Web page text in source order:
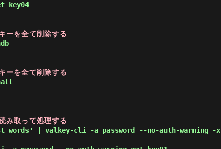
key04
ーを全て削除する
ーを全て削除する
み取って処理する
| valkey-cli -a password --no-auth-warning -